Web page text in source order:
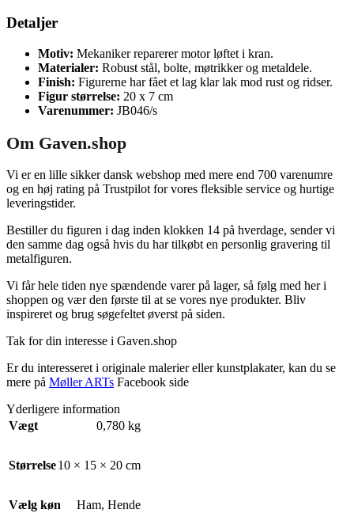
Detaljer
Motiv: Mekaniker reparerer motor løftet i kran.
Materialer: Robust stål, bolte, møtrikker og metaldele.
Finish: Figurerne har fået et lag klar lak mod rust og ridser.
Figur størrelse: 20 x 7 cm
Varenummer: JB046/s
Om Gaven.shop
Vi er en lille sikker dansk webshop med mere end 700 varenumre
og en høj rating på Trustpilot for vores fleksible service og hurtige
leveringstider.
Bestiller du figuren i dag inden klokken 14 på hverdage, sender vi
den samme dag også hvis du har tilkøbt en personlig gravering til
metalfiguren.
Vi får hele tiden nye spændende varer på lager, så følg med her i
shoppen og vær den første til at se vores nye produkter. Bliv
inspireret og brug søgefeltet øverst på siden.
Tak for din interesse i Gaven.shop
Er du interesseret i originale malerier eller kunstplakater, kan du se
mere på Møller ARTs Facebook side
Yderligere information
Vægt
0,780 kg
Størrelse10 × 15 × 20 cm
Vælg køn Ham, Hende